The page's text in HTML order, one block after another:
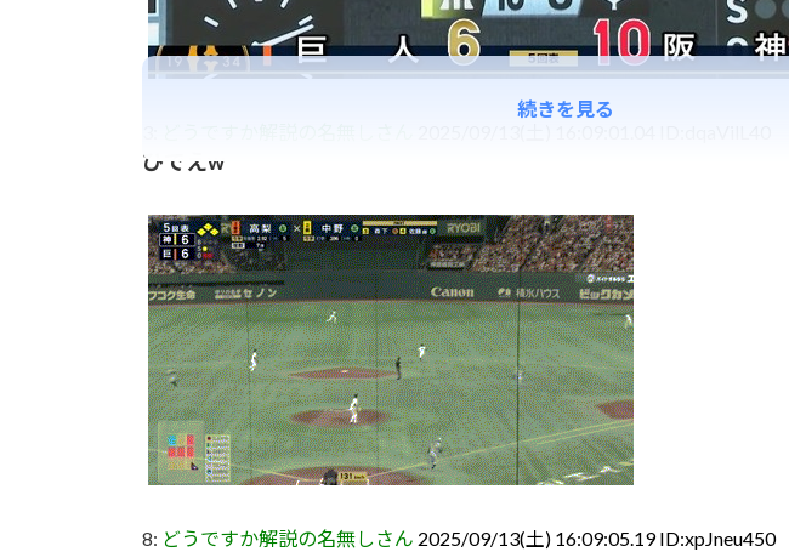
ひでえw
8: どうですか解説の名無しさん 2025/09/13(土) 16:09:05.19 ID:xpJneu450
続きを見る